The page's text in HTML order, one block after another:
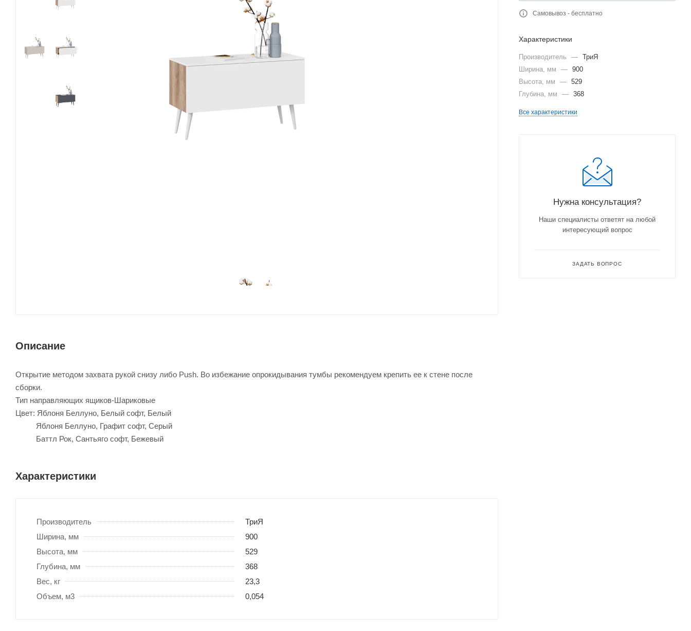
Описание
Открытие методом захвата рукой снизу либо Push. Во избежание опрокидывания тумбы рекомендуем крепить ее к стене после
сборки.
Тип направляющих ящиков-Шариковые
Цвет: Яблоня Беллуно, Белый софт, Белый
Яблоня Беллуно, Графит софт, Серый
Баттл Рок, Сантьяго софт, Бежевый
Характеристики
Производитель
ТриЯ
Ширина, мм
900
Высота, мм
529
Глубина, мм
368
Вес, кг
23,3
Объем, м3
0,054
Самовывоз - бесплатно
Характеристики
Производитель — ТриЯ
Ширина, мм
— 900
Высота, мм
— 529
Глубина, мм
— 368
Все характеристики
Нужна консультация?
Наши специалисты ответят на любой
интересующий вопрос
ЗАДАТЬ ВОПРОС